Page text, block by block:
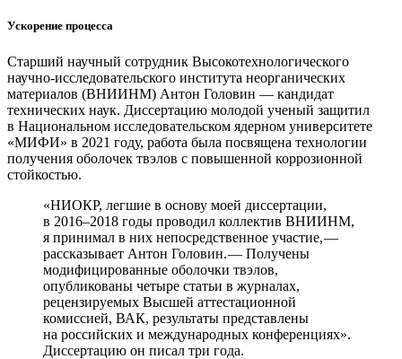
Ускорение процесса
Старший научный сотрудник Высокотехнологического
научно-исследовательского института неорганических
материалов (ВНИИНМ) Антон Головин — ​кандидат
технических наук. Диссертацию молодой ученый защитил
в Национальном исследовательском ядерном университете
«МИФИ» в 2021 году, работа была посвящена технологии
получения оболочек твэлов с повышенной коррозионной
стойкостью.
«НИОКР, легшие в основу моей диссертации,
в 2016–2018 годы проводил коллектив ВНИИНМ,
я принимал в них непосредственное участие, — ​
рассказывает Антон Головин. — ​Получены
модифицированные оболочки твэлов,
опубликованы четыре статьи в журналах,
рецензируемых Высшей аттестационной
комиссией, ВАК, результаты представлены
на российских и международных конференциях».
Диссертацию он писал три года.